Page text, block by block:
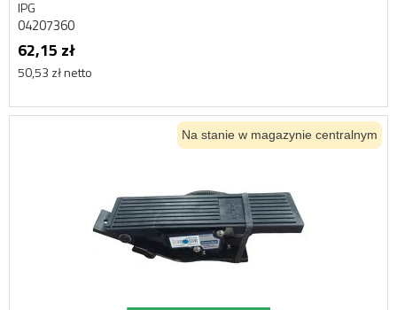
IPG
04207360
62,15 zł
50,53 zł netto
Na stanie w magazynie centralnym